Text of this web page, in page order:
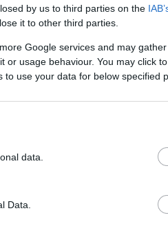
by us to third parties on the
it to other third parties.
Google services and may
or usage behaviour. You may click
use your data for below specified
data.
Data.
mint Verstappen.